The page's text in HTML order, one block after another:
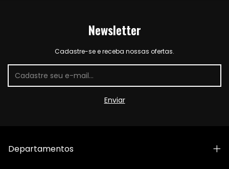
Newsletter
Cadastre-se e receba nossas ofertas.
Departamentos